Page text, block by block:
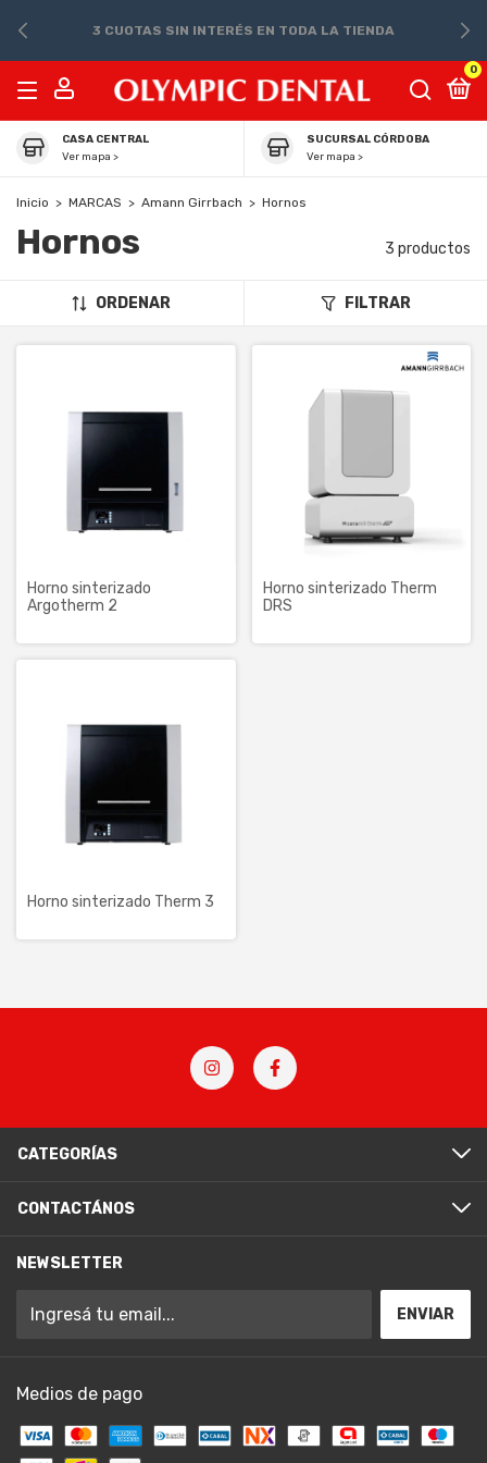
3 CUOTAS SIN INTERÉS EN TODA LA TIENDA
0
CASA CENTRAL
Ver mapa >
SUCURSAL CÓRDOBA
Ver mapa >
Inicio > MARCAS > Amann Girrbach > Hornos
Hornos 3 productos
ORDENAR FILTRAR
Horno sinterizado
Argotherm 2
Horno sinterizado Therm
DRS
Horno sinterizado Therm 3
CATEGORÍAS
CONTACTÁNOS
NEWSLETTER
Medios de pago